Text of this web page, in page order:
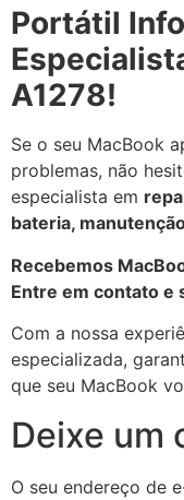
Portátil
A1278!
Se o seu MacBook
problemas, não
especialista em
bateria,
Recebemos
Entre em contato e
Com a nossa
especializada,
que seu MacBook
Deixe um
O seu endereço de